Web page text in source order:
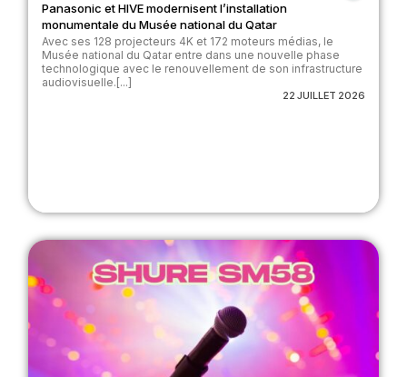
Panasonic et HIVE modernisent l’installation
monumentale du Musée national du Qatar
Avec ses 128 projecteurs 4K et 172 moteurs médias, le
Musée national du Qatar entre dans une nouvelle phase
technologique avec le renouvellement de son infrastructure
audiovisuelle.[...]
22 JUILLET 2026